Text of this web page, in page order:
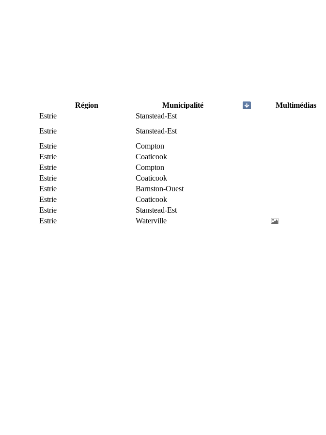
Région Municipalité
Multimédias
Estrie
Stanstead-Est
Estrie
Stanstead-Est
Estrie
Compton
Estrie
Coaticook
Estrie
Compton
Estrie
Coaticook
Estrie
Barnston-Ouest
Estrie
Coaticook
Estrie
Stanstead-Est
Estrie Waterville